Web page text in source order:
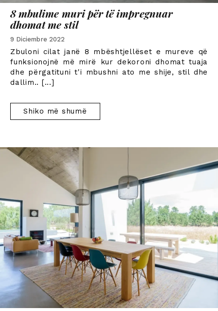
8 mbulime muri për të impregnuar
dhomat me stil
9 Diciembre 2022
Zbuloni cilat janë 8 mbështjellëset e mureve që
funksionojnë më mirë kur dekoroni dhomat tuaja
dhe përgatituni t'i mbushni ato me shije, stil dhe
dallim.. [...]
Shiko më shumë